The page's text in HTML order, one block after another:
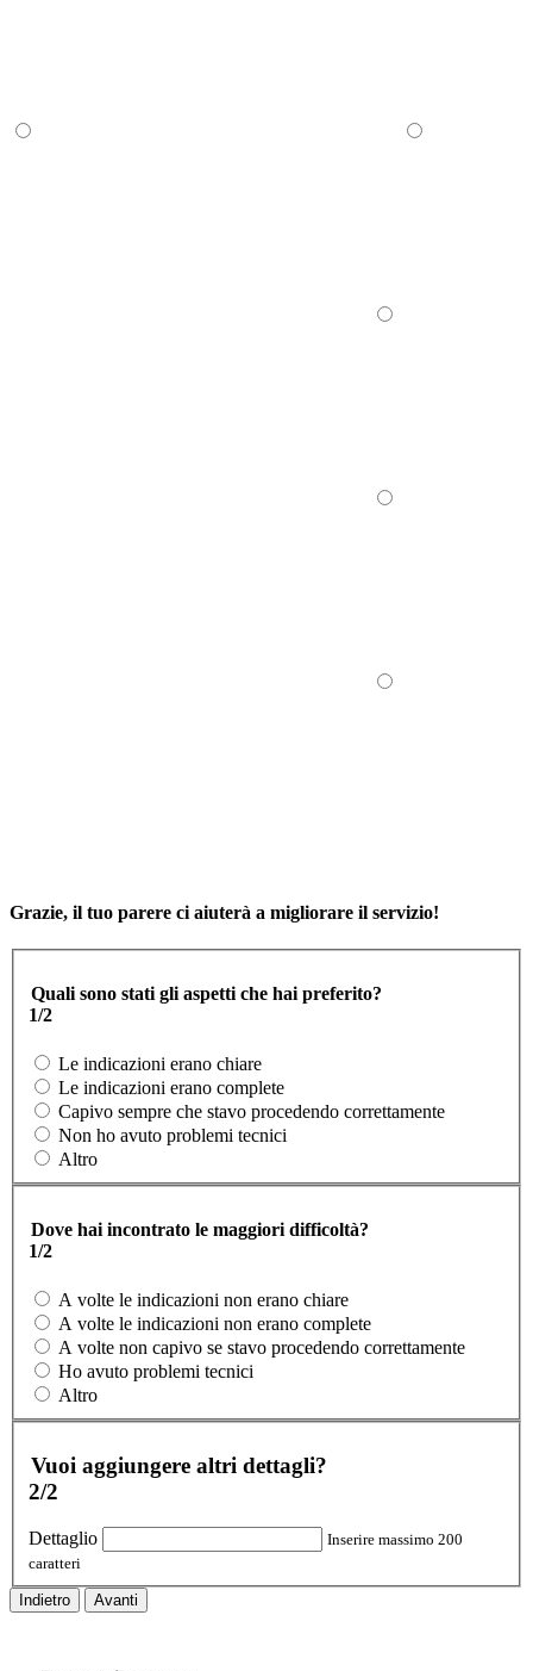
Grazie, il tuo parere ci aiuterà a migliorare il servizio!
Quali sono stati gli aspetti che hai preferito?
1/2
Le indicazioni erano chiare
Le indicazioni erano complete
Capivo sempre che stavo procedendo correttamente
Non ho avuto problemi tecnici
Altro
Dove hai incontrato le maggiori difficoltà?
1/2
A volte le indicazioni non erano chiare
A volte le indicazioni non erano complete
A volte non capivo se stavo procedendo correttamente
Ho avuto problemi tecnici
Altro
Vuoi aggiungere altri dettagli?
2/2
Dettaglio
Inserire massimo 200
caratteri
Indietro Avanti